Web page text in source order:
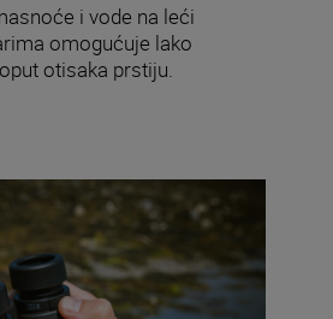
i vode na leći
omogućuje lako
otisaka prstiju.